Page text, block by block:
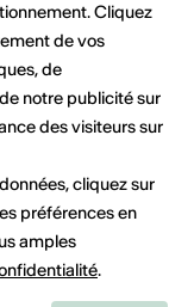
da
Cliquez
de vos
de
notre publicité sur
des visiteurs sur
cliquez sur
préférences en
amples
.